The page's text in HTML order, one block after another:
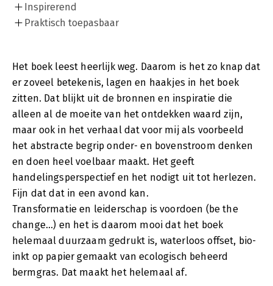
Inspirerend
Praktisch toepasbaar
Het boek leest heerlijk weg. Daarom is het zo knap dat
er zoveel betekenis, lagen en haakjes in het boek
zitten. Dat blijkt uit de bronnen en inspiratie die
alleen al de moeite van het ontdekken waard zijn,
maar ook in het verhaal dat voor mij als voorbeeld
het abstracte begrip onder- en bovenstroom denken
en doen heel voelbaar maakt. Het geeft
handelingsperspectief en het nodigt uit tot herlezen.
Fijn dat dat in een avond kan.
Transformatie en leiderschap is voordoen (be the
change...) en het is daarom mooi dat het boek
helemaal duurzaam gedrukt is, waterloos offset, bio-
inkt op papier gemaakt van ecologisch beheerd
bermgras. Dat maakt het helemaal af.